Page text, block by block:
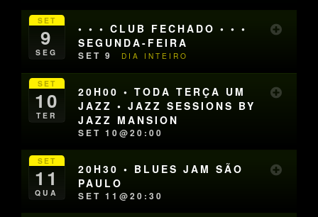
SET
9
SEG
• • • CLUB FECHADO • • •
SEGUNDA-FEIRA
SET 9 DIA INTEIRO
SET
10
TER
20H00 • TODA TERÇA UM
JAZZ • JAZZ SESSIONS BY
JAZZ MANSION
SET 10@20:00
SET
11
QUA
20H30 • BLUES JAM SÃO
PAULO
SET 11@20:30